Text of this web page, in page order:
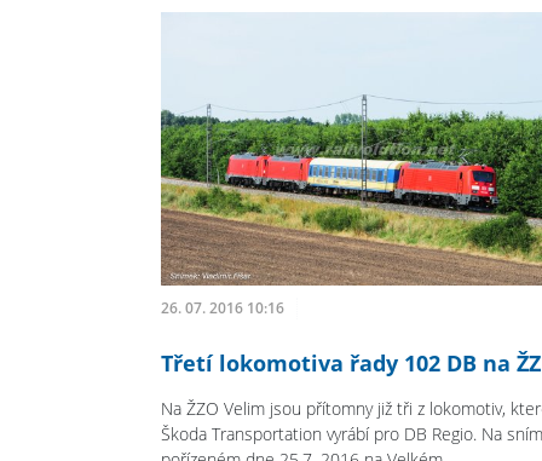
26. 07. 2016 10:16
Třetí lokomotiva řady 102 DB na
Na ŽZO Velim jsou přítomny již tři z lokomotiv,
Škoda Transportation vyrábí pro DB Regio. Na